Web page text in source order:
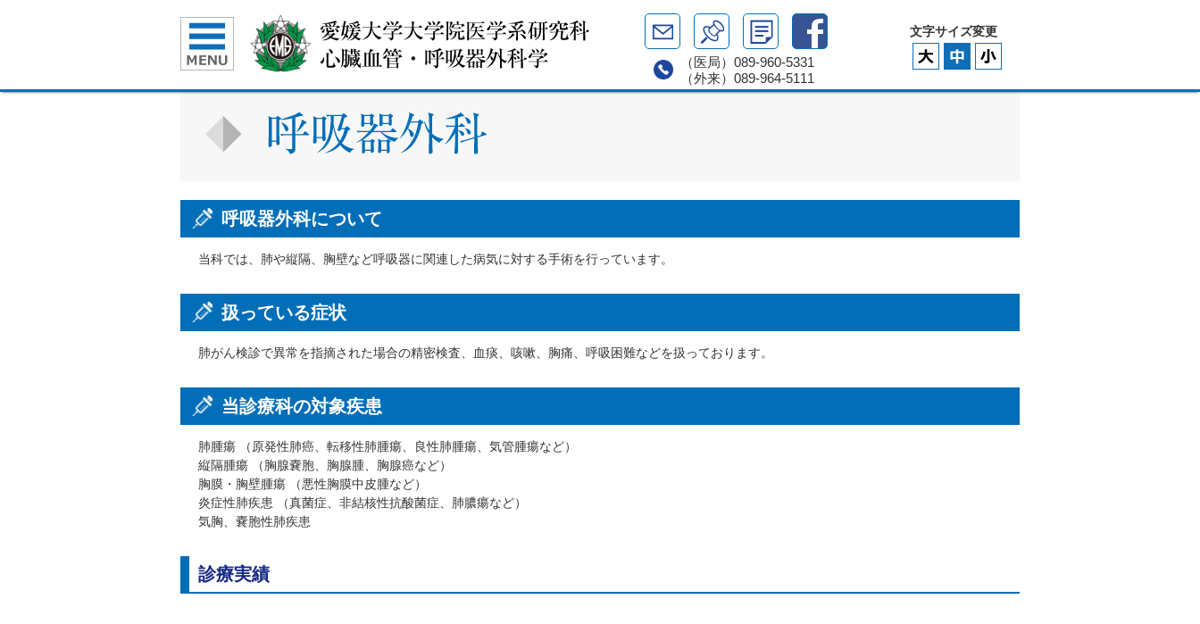
（医局） 089-960-5331
（外来） 089-964-5111
文字サイズ変更
呼吸器外科について
当科では、肺や縦隔、胸壁など呼吸器に関連した病気に対する手術を行っています。
扱っている症状
肺がん検診で異常を指摘された場合の精密検査、血痰、咳嗽、胸痛、呼吸困難などを扱っております。
当診療科の対象疾患
肺腫瘍
（原発性肺癌、転移性肺腫瘍、良性肺腫瘍、気管腫瘍など）
縦隔腫瘍
（胸腺嚢胞、胸腺腫、胸腺癌など）
胸膜・胸壁腫瘍
（悪性胸膜中皮腫など）
炎症性肺疾患
（真菌症、非結核性抗酸菌症、肺膿瘍など）
気胸、嚢胞性肺疾患
診療実績